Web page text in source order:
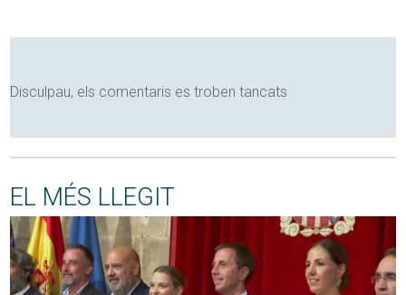
Disculpau, els comentaris es troben tancats
EL MÉS LLEGIT